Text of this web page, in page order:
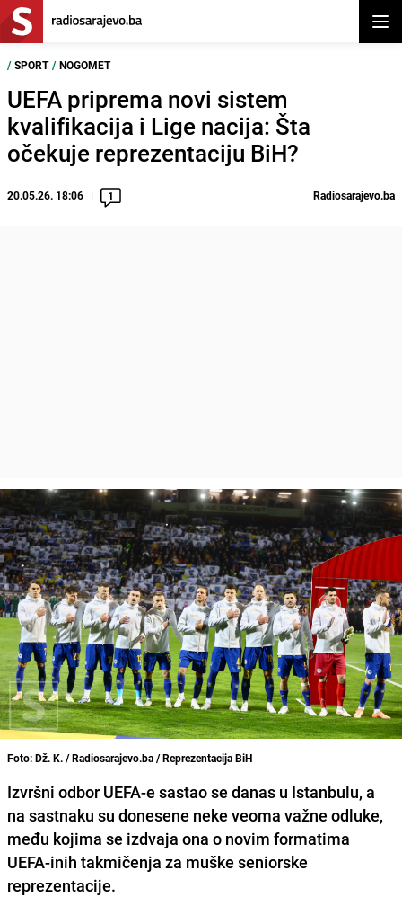
/ SPORT / NOGOMET
UEFA priprema novi sistem
kvalifikacija i Lige nacija: Šta
očekuje reprezentaciju BiH?
20.05.26. 18:06 1 Radiosarajevo.ba
Foto: Dž. K. / Radiosarajevo.ba / Reprezentacija BiH
Izvršni odbor UEFA-e sastao se danas u Istanbulu, a
na sastnaku su donesene neke veoma važne odluke,
među kojima se izdvaja ona o novim formatima
UEFA-inih takmičenja za muške seniorske
reprezentacije.